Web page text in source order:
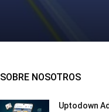
SOBRE NOSOTROS
Uptodown